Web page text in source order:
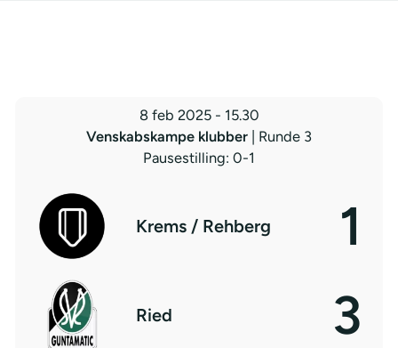
8 feb 2025 - 15.30
Venskabskampe klubber
| Runde 3
Pausestilling: 0-1
Krems / Rehberg 1
Ried 3